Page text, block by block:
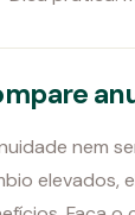
nem
elevados,